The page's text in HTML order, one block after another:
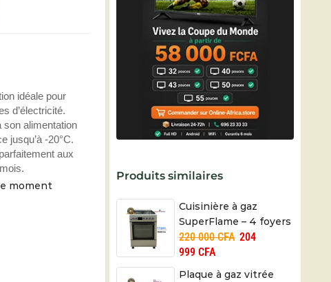
idéale pour
d’électricité.
son alimentation
jusqu’à -20°C.
aux
moment
Produits similaires
Cuisinière à gaz
SuperFlame – 4 foyers
– 60×60 –
SFKI6402GBZG – 06
220 000CFA 204
999CFA
Plaque à gaz vitrée